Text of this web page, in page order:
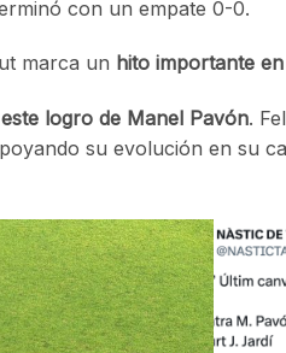
con un empate 0-0.
marca un hito importante
logro de Manel Pavón.
su evolución en su